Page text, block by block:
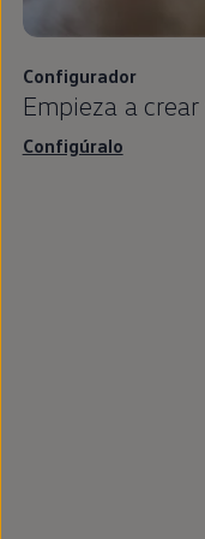
Configurador
Empieza a crear
Configúralo